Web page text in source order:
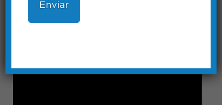
creando una red segura.
Duración: 4:00